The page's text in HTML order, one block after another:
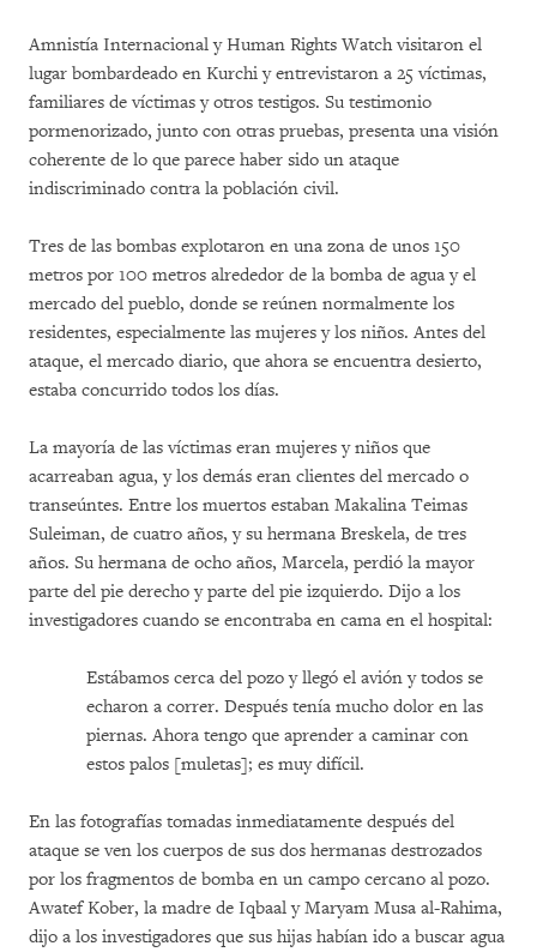
Amnistía Internacional y Human Rights Watch visitaron el
lugar bombardeado en Kurchi y entrevistaron a 25 víctimas,
familiares de víctimas y otros testigos. Su testimonio
pormenorizado, junto con otras pruebas, presenta una visión
coherente de lo que parece haber sido un ataque
indiscriminado contra la población civil.
Tres de las bombas explotaron en una zona de unos 150
metros por 100 metros alrededor de la bomba de agua y el
mercado del pueblo, donde se reúnen normalmente los
residentes, especialmente las mujeres y los niños. Antes del
ataque, el mercado diario, que ahora se encuentra desierto,
estaba concurrido todos los días.
La mayoría de las víctimas eran mujeres y niños que
acarreaban agua, y los demás eran clientes del mercado o
transeúntes. Entre los muertos estaban Makalina Teimas
Suleiman, de cuatro años, y su hermana Breskela, de tres
años. Su hermana de ocho años, Marcela, perdió la mayor
parte del pie derecho y parte del pie izquierdo. Dijo a los
investigadores cuando se encontraba en cama en el hospital:
Estábamos cerca del pozo y llegó el avión y todos se
echaron a correr. Después tenía mucho dolor en las
piernas. Ahora tengo que aprender a caminar con
estos palos [muletas]; es muy difícil.
En las fotografías tomadas inmediatamente después del
ataque se ven los cuerpos de sus dos hermanas destrozados
por los fragmentos de bomba en un campo cercano al pozo.
Awatef Kober, la madre de Iqbaal y Maryam Musa al-Rahima,
dijo a los investigadores que sus hijas habían ido a buscar agua